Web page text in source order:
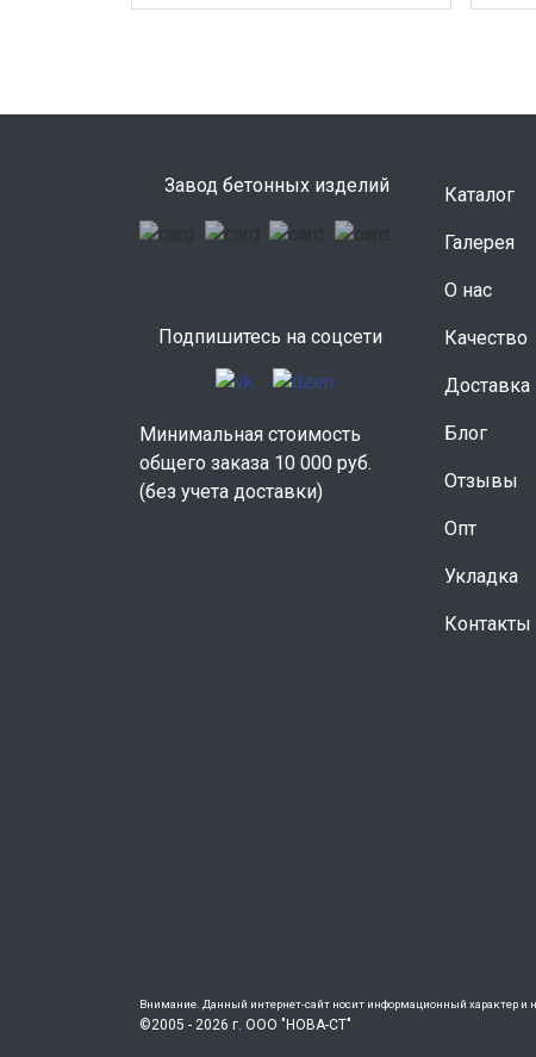
Завод бетонных изделий
Подпишитесь на соцсети
Минимальная стоимость
общего заказа 10 000 руб.
(без учета доставки)
Каталог
Галерея
О нас
Качество
Доставка
Блог
Отзывы
Опт
Укладка
Контакты
Внимание. Данный интернет-сайт носит информационный характер и
©2005 - 2026 г. ООО "НОВА-СТ"